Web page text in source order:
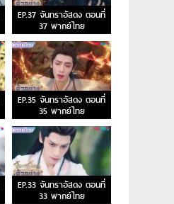
EP.37 จันทราอัสดง ตอนที่
37 พากย์ไทย
EP.35 จันทราอัสดง ตอนที่
35 พากย์ไทย
EP.33 จันทราอัสดง ตอนที่
33 พากย์ไทย